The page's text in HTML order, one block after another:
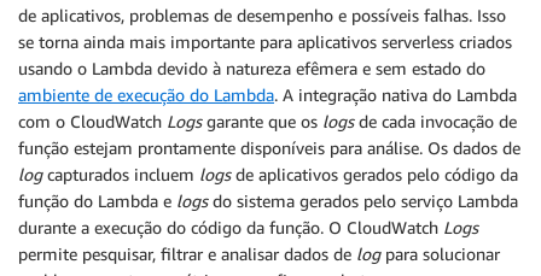
de aplicativos, problemas de desempenho e possíveis falhas. Isso
se torna ainda mais importante para aplicativos serverless criados
usando o Lambda devido à natureza efêmera e sem estado do
ambiente de execução do Lambda. A integração nativa do Lambda
com o CloudWatch Logsgarante que os logsde cada invocação de
função estejam prontamente disponíveis para análise. Os dados de
logcapturados incluem logsde aplicativos gerados pelo código da
função do Lambda e logsdo sistema gerados pelo serviço Lambda
durante a execução do código da função. O CloudWatch Logs
permite pesquisar, filtrar e analisar dados de log para solucionar